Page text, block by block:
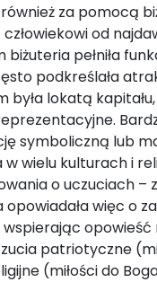
również za pomocą
od
biżuteria pełniła
podkreślała
była lokatą
symboliczną lub
wielu kulturach i
o uczuciach –
opowiadała więc o
wspierając opowieść
patriotyczne
(miłości do